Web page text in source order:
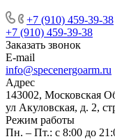
+7 (910) 459-39-38
+7 (910) 459-39-38
Заказать звонок
E-mail
info@specenergoarm.ru
Адрес
143002, Московская
ул Акуловская, д. 2,
Режим работы
Пн. – Пт.: с 8:00 до